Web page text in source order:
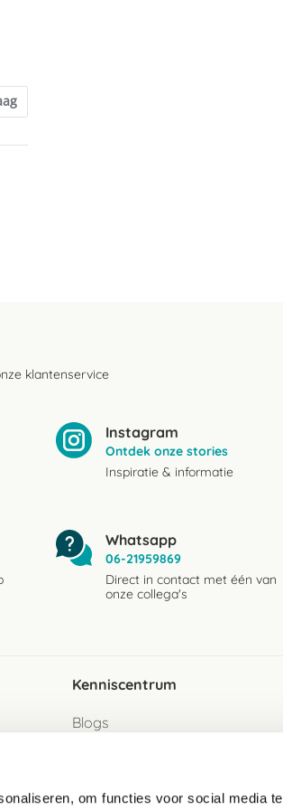
om functies voor social media te
klantenservice
Instagram
Ontdek onze stories
Inspiratie & informatie
Whatsapp
06-21959869
Direct in contact met één van
onze collega's
Kenniscentrum
Blogs